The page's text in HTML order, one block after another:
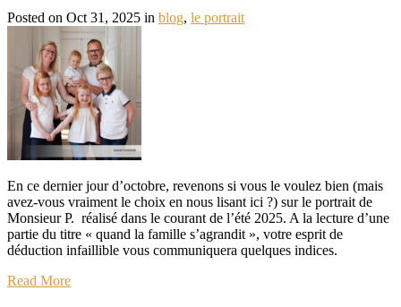
Posted on Oct 31, 2025 in blog, le portrait
En ce dernier jour d’octobre, revenons si vous le voulez bien (mais
avez-vous vraiment le choix en nous lisant ici ?) sur le portrait de
Monsieur P. réalisé dans le courant de l’été 2025. A la lecture d’une
partie du titre « quand la famille s’agrandit », votre esprit de
déduction infaillible vous communiquera quelques indices.
Read More